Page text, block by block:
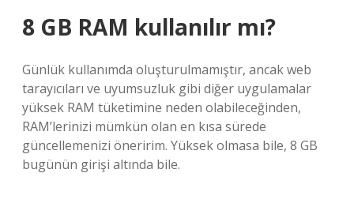
8 GB RAM kullanılır mı?
Günlük kullanımda oluşturulmamıştır, ancak web
tarayıcıları ve uyumsuzluk gibi diğer uygulamalar
yüksek RAM tüketimine neden olabileceğinden,
RAM’lerinizi mümkün olan en kısa sürede
güncellemenizi öneririm. Yüksek olmasa bile, 8 GB
bugünün girişi altında bile.